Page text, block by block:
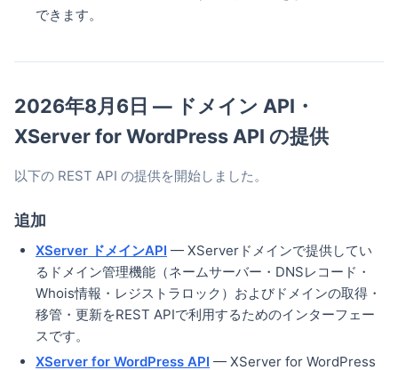
できます。
2026年8月6日 — ドメイン API・
XServer for WordPress API の提供
以下の REST API の提供を開始しました。
追加
XServer ドメインAPI — XServerドメインで提供してい
るドメイン管理機能（ネームサーバー・DNSレコード・
Whois情報・レジストラロック）およびドメインの取得・
移管・更新をREST APIで利用するためのインターフェー
スです。
XServer for WordPress API — XServer for WordPress